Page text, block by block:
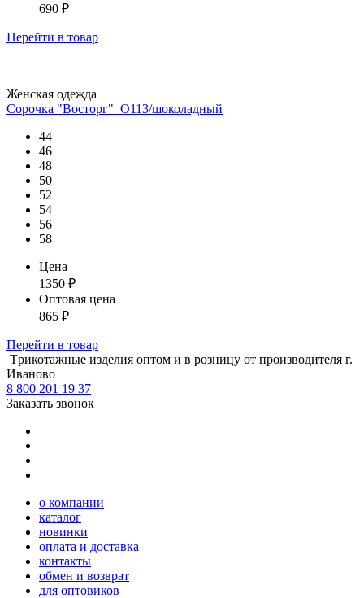
690 ₽
Перейти в товар
Женская одежда
Сорочка "Восторг"_О113/шоколадный
44
46
48
50
52
54
56
58
Цена
1350 ₽
Оптовая цена
865 ₽
Перейти в товар
Tрикотажные изделия оптом и в розницу от производителя г.
Иваново
8 800 201 19 37
Заказать звонок
о компании
каталог
новинки
оплата и доставка
контакты
обмен и возврат
для оптовиков